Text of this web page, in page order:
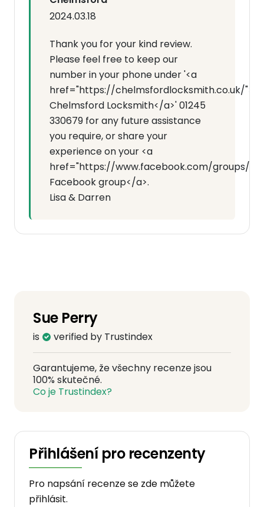
2024.03.18
Thank you for your kind review.
Please feel free to keep our
number in your phone under '<a
href="https://chelmsfordlocksmith.co.uk/">
Chelmsford Locksmith</a>' 01245
330679 for any future assistance
you require, or share your
experience on your <a
href="https://www.facebook.com/groups/
Facebook group</a>.
Lisa & Darren
Sue Perry
is verified by Trustindex
Garantujeme, že všechny recenze jsou
100% skutečné.
Co je Trustindex?
Přihlášení pro recenzenty
Pro napsání recenze se zde můžete
přihlásit.